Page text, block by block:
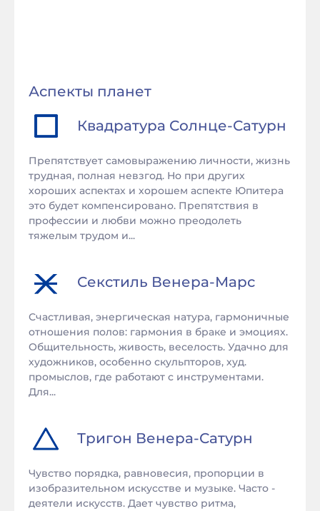
Аспекты планет
Квадратура Солнце-Сатурн
Препятствует самовыражению личности, жизнь
трудная, полная невзгод. Но при других
хороших аспектах и хорошем аспекте Юпитера
это будет компенсировано. Препятствия в
профессии и любви можно преодолеть
тяжелым трудом и...
Секстиль Венера-Марс
Счастливая, энергическая натура, гармоничные
отношения полов: гармония в браке и эмоциях.
Общительность, живость, веселость. Удачно для
художников, особенно скульпторов, худ.
промыслов, где работают с инструментами.
Для...
Тригон Венера-Сатурн
Чувство порядка, равновесия, пропорции в
изобразительном искусстве и музыке. Часто -
деятели искусств. Дает чувство ритма,